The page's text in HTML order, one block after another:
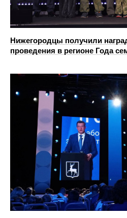
Нижегородцы получили
проведения в регионе Года